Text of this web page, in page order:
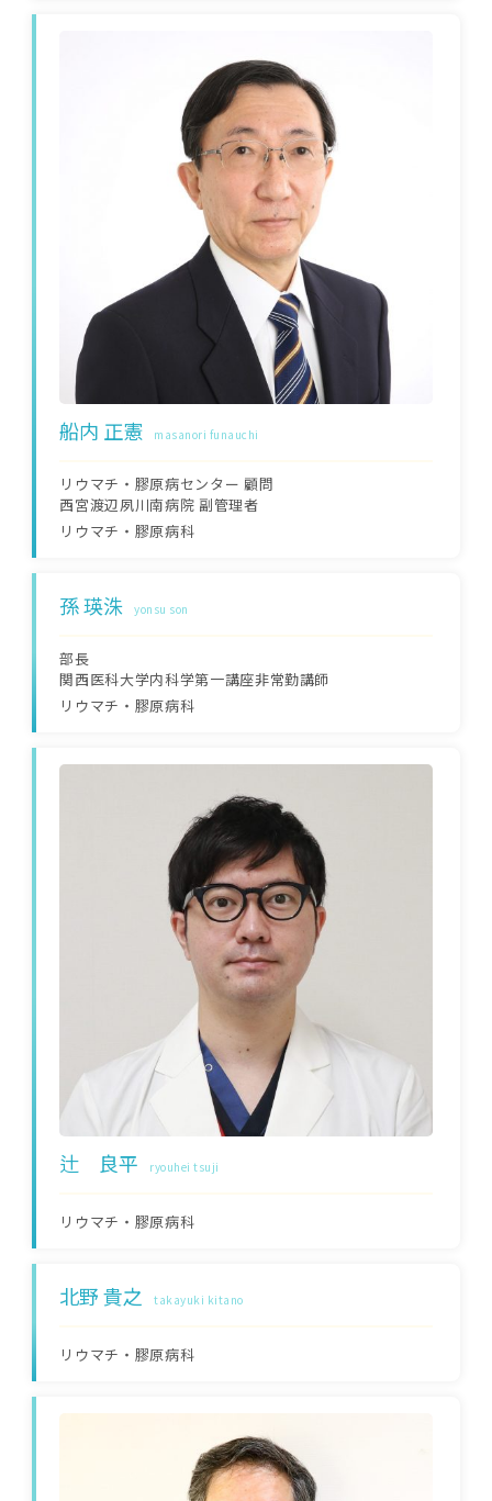
船内 正憲 masanori funauchi
リウマチ・膠原病センター 顧問
西宮渡辺夙川南病院 副管理者
リウマチ・膠原病科
孫 瑛洙 yonsu son
部長
関西医科大学内科学第一講座非常勤講師
リウマチ・膠原病科
辻 良平 ryouhei tsuji
リウマチ・膠原病科
北野 貴之 takayuki kitano
リウマチ・膠原病科